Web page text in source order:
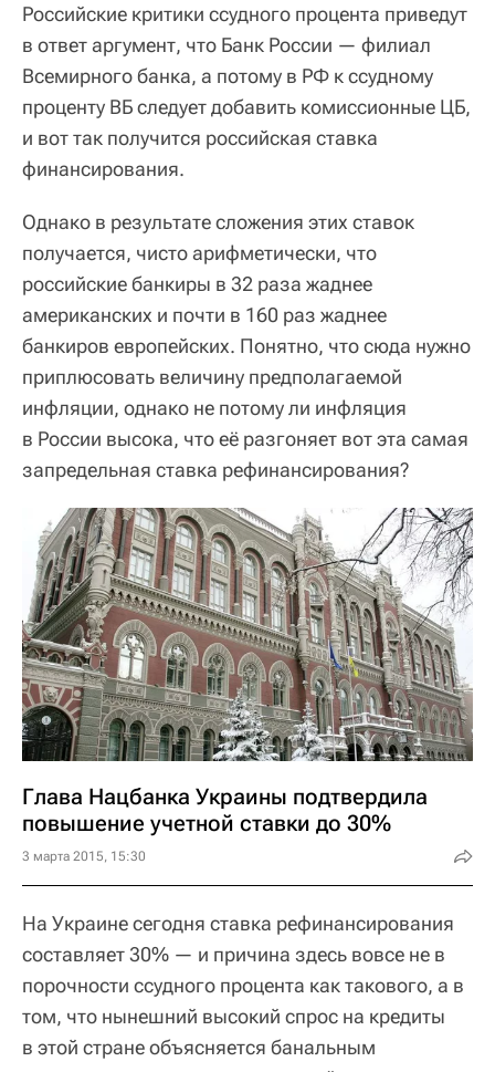
Российские критики ссудного процента приведут
в ответ аргумент, что Банк России — филиал
Всемирного банка, а потому в РФ к ссудному
проценту ВБ следует добавить комиссионные ЦБ,
и вот так получится российская ставка
финансирования.
Однако в результате сложения этих ставок
получается, чисто арифметически, что
российские банкиры в 32 раза жаднее
американских и почти в 160 раз жаднее
банкиров европейских. Понятно, что сюда нужно
приплюсовать величину предполагаемой
инфляции, однако не потому ли инфляция
в России высока, что её разгоняет вот эта самая
запредельная ставка рефинансирования?
Глава Нацбанка Украины подтвердила
повышение учетной ставки до 30%
3 марта 2015, 15:30
На Украине сегодня ставка рефинансирования
составляет 30% — и причина здесь вовсе не в
порочности ссудного процента как такового, а в
том, что нынешний высокий спрос на кредиты
в этой стране объясняется банальным